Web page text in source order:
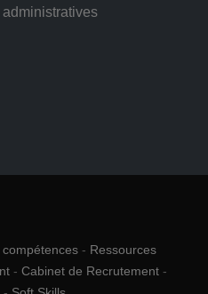
compétences - Ressources
- Cabinet de Recrutement -